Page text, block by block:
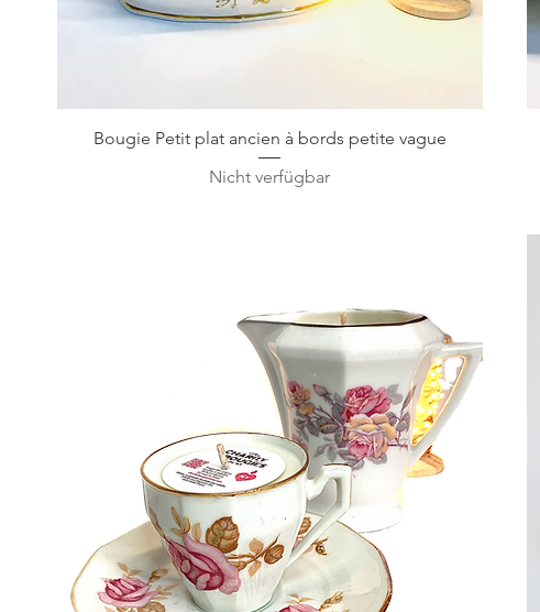
Schnellansicht
Bougie Petit plat ancien à bords petite vague
Nicht verfügbar